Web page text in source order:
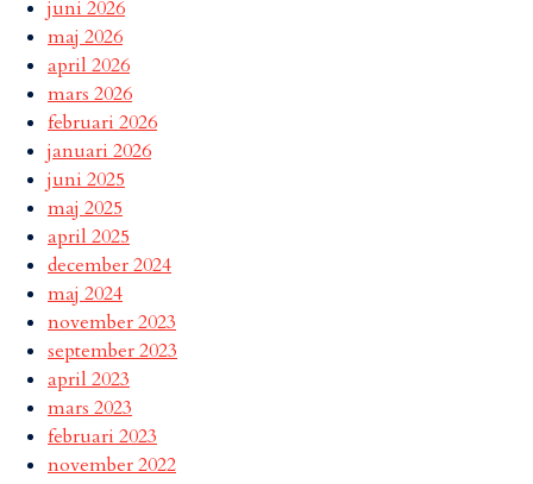
juni 2026
maj 2026
april 2026
mars 2026
februari 2026
januari 2026
juni 2025
maj 2025
april 2025
december 2024
maj 2024
november 2023
september 2023
april 2023
mars 2023
februari 2023
november 2022